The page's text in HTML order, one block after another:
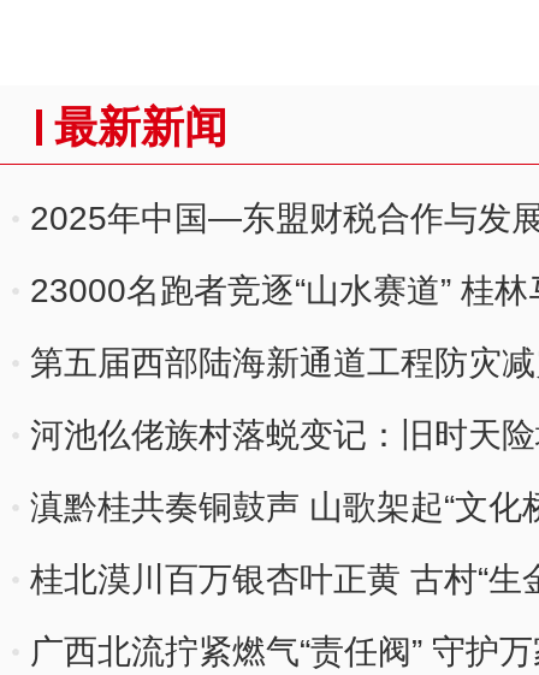
最新新闻
2025年中国—东盟财税合作与发
23000名跑者竞逐“山水赛道” 桂
第五届西部陆海新通道工程防灾
广西举办
河池仫佬族村落蜕变记：旧时天险
滇黔桂共奏铜鼓声 山歌架起“文化
桂北漠川百万银杏叶正黄 古村“生
广西北流拧紧燃气“责任阀” 守护万